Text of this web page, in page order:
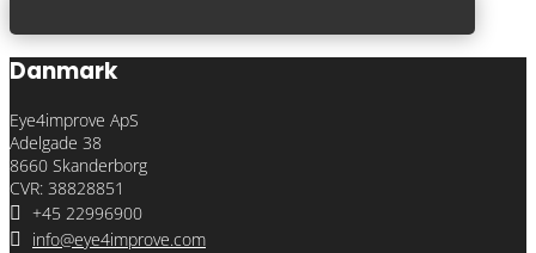
Danmark
Eye4improve ApS
Adelgade 38
8660 Skanderborg
CVR: 38828851
 +45 22996900
 info@eye4improve.com